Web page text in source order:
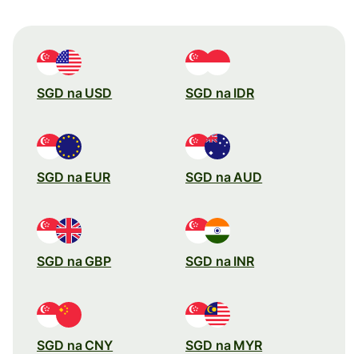
SGD na USD SGD na IDR
SGD na EUR SGD na AUD
SGD na GBP SGD na INR
SGD na CNY SGD na MYR